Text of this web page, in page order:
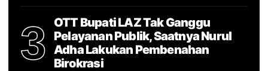
3
OTT Bupati LAZ Tak Ganggu
Pelayanan Publik, Saatnya Nurul
Adha Lakukan Pembenahan
Birokrasi